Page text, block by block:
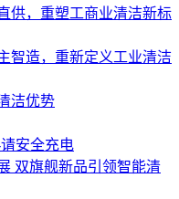
供，重塑工商业清洁新标
智造，重新定义工业清洁
洁优势
安全充电
双旗舰新品引领智能清